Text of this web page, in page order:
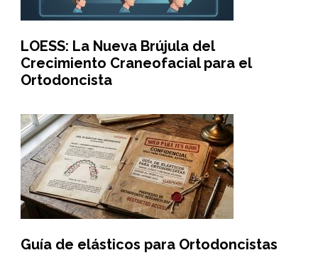
LOESS: La Nueva Brújula del
Crecimiento Craneofacial para el
Ortodoncista
Guía de elásticos para Ortodoncistas